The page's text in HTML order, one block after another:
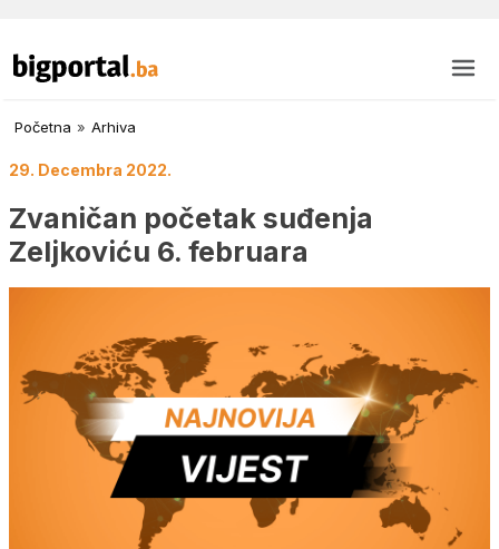
Početna » Arhiva
29. Decembra 2022.
Zvaničan početak suđenja
Zeljkoviću 6. februara